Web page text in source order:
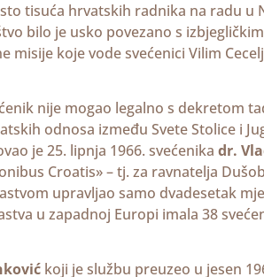
tisuća hrvatskih radnika na radu u
bilo je usko povezano s
misije koje vode svećenici Vilim
nije mogao legalno s dekretom
odnosa između Svete Stolice i
je 25. lipnja 1966. svećenika dr.
Croatis» – tj. za ravnatelja
upravljao samo dvadesetak
u zapadnoj Europi imala 38
koji je službu preuzeo u jesen